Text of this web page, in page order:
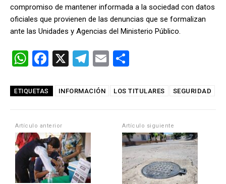
compromiso de mantener informada a la sociedad con datos
oficiales que provienen de las denuncias que se formalizan
ante las Unidades y Agencias del Ministerio Público.
W
at
A
p
p
F
ce
o
o
k
X
T
e
m
E
ail m
ar
tir
ETIQUETAS INFORMACIÓN LOS TITULARES SEGURIDAD
Artículo anterior Artículo siguiente